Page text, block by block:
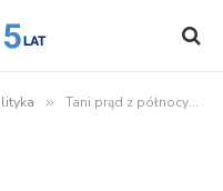
» Tani prąd z północy dla reszty Norwegii?